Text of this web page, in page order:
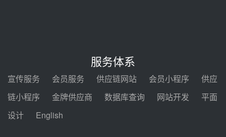
锅中标格尔木项目蒸汽发生系统
甘肃建投安装公司赴京洽谈，深化
瓜州、博州光热项目战略合作
服务体系
宣传服务 会员服务 供应链网站 会员小程序
供应
链小程序
金牌供应商 数据库查询 网站开发
平面
设计
English